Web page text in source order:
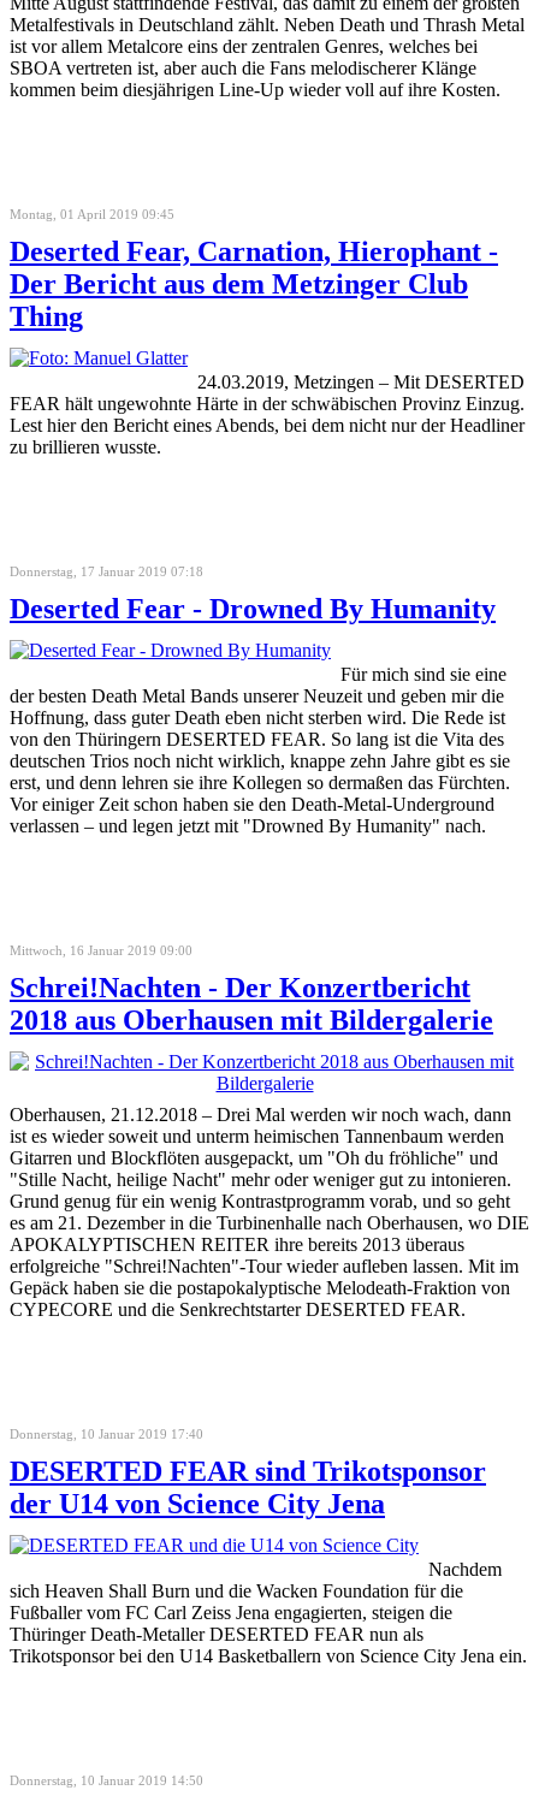
Metalfestivals in Deutschland zählt. Neben Death und Thrash Metal
ist vor allem Metalcore eins der zentralen Genres, welches bei
SBOA vertreten ist, aber auch die Fans melodischerer Klänge
kommen beim diesjährigen Line-Up wieder voll auf ihre Kosten.
Montag, 01 April 2019 09:45
Deserted Fear, Carnation, Hierophant -
Der Bericht aus dem Metzinger Club
Thing
24.03.2019, Metzingen – Mit DESERTED
FEAR hält ungewohnte Härte in der schwäbischen Provinz Einzug.
Lest hier den Bericht eines Abends, bei dem nicht nur der Headliner
zu brillieren wusste.
Donnerstag, 17 Januar 2019 07:18
Deserted Fear - Drowned By Humanity
Für mich sind sie eine
der besten Death Metal Bands unserer Neuzeit und geben mir die
Hoffnung, dass guter Death eben nicht sterben wird. Die Rede ist
von den Thüringern DESERTED FEAR. So lang ist die Vita des
deutschen Trios noch nicht wirklich, knappe zehn Jahre gibt es sie
erst, und denn lehren sie ihre Kollegen so dermaßen das Fürchten.
Vor einiger Zeit schon haben sie den Death-Metal-Underground
verlassen – und legen jetzt mit "Drowned By Humanity" nach.
Mittwoch, 16 Januar 2019 09:00
Schrei!Nachten - Der Konzertbericht
2018 aus Oberhausen mit Bildergalerie
Oberhausen, 21.12.2018 – Drei Mal werden wir noch wach, dann
ist es wieder soweit und unterm heimischen Tannenbaum werden
Gitarren und Blockflöten ausgepackt, um "Oh du fröhliche" und
"Stille Nacht, heilige Nacht" mehr oder weniger gut zu intonieren.
Grund genug für ein wenig Kontrastprogramm vorab, und so geht
es am 21. Dezember in die Turbinenhalle nach Oberhausen, wo DIE
APOKALYPTISCHEN REITER ihre bereits 2013 überaus
erfolgreiche "Schrei!Nachten"-Tour wieder aufleben lassen. Mit im
Gepäck haben sie die postapokalyptische Melodeath-Fraktion von
CYPECORE und die Senkrechtstarter DESERTED FEAR.
Donnerstag, 10 Januar 2019 17:40
DESERTED FEAR sind Trikotsponsor
der U14 von Science City Jena
Nachdem
sich Heaven Shall Burn und die Wacken Foundation für die
Fußballer vom FC Carl Zeiss Jena engagierten, steigen die
Thüringer Death-Metaller DESERTED FEAR nun als
Trikotsponsor bei den U14 Basketballern von Science City Jena ein.
Donnerstag, 10 Januar 2019 14:50